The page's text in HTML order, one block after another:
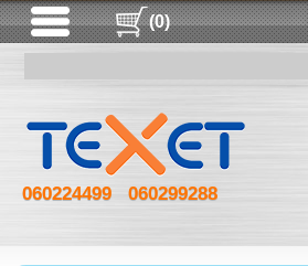
(0)
060224499 060299288